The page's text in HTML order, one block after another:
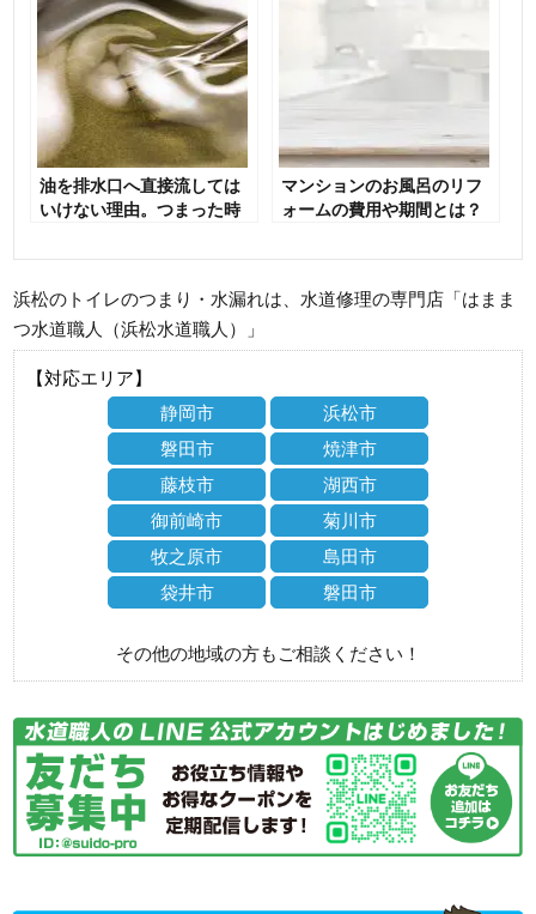
油を排水口へ直接流しては
いけない理由。つまった時
マンションのお風呂のリフ
ォームの費用や期間とは？
浜松のトイレのつまり・水漏れは、水道修理の専門店「はまま
つ水道職人（浜松水道職人）」
【対応エリア】
静岡市
浜松市
磐田市
焼津市
藤枝市
湖西市
御前崎市
菊川市
牧之原市
島田市
袋井市
磐田市
その他の地域の方もご相談ください！